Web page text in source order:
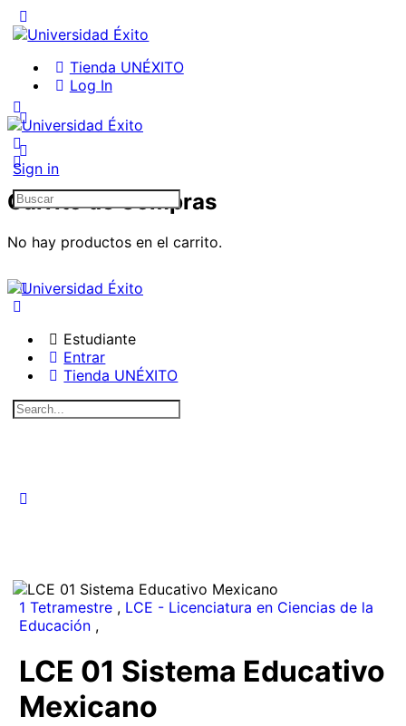
Tienda UNÉXITO
Log In
Sign in
Carrito de Compras
No hay productos en el carrito.
Search
for:
Estudiante
Entrar
Tienda UNÉXITO
Search
1 Tetramestre , LCE - Licenciatura en Ciencias de la
Educación ,
LCE 01 Sistema Educativo
Mexicano